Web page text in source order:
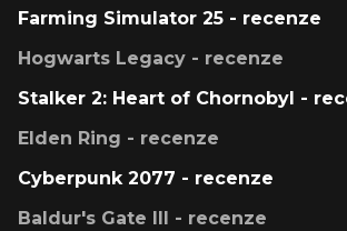
Farming Simulator 25 - recenze
Hogwarts Legacy - recenze
Stalker 2: Heart of Chornobyl -
Elden Ring - recenze
Cyberpunk 2077 - recenze
Baldur's Gate III - recenze